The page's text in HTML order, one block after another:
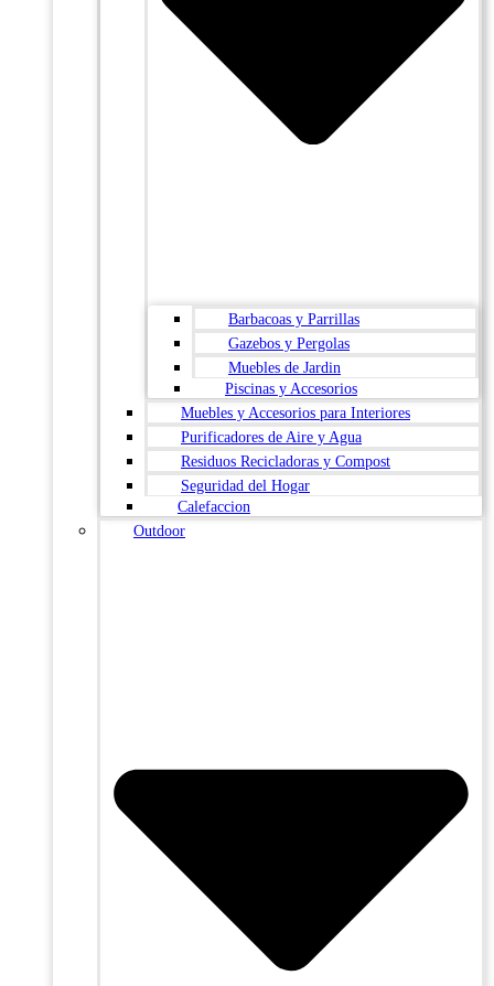
Barbacoas y Parrillas
Gazebos y Pergolas
Muebles de Jardin
Piscinas y Accesorios
Muebles y Accesorios para Interiores
Purificadores de Aire y Agua
Residuos Recicladoras y Compost
Seguridad del Hogar
Calefaccion
Outdoor